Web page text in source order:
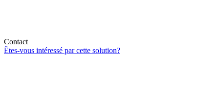
Contact
Êtes-vous intéressé par cette solution?